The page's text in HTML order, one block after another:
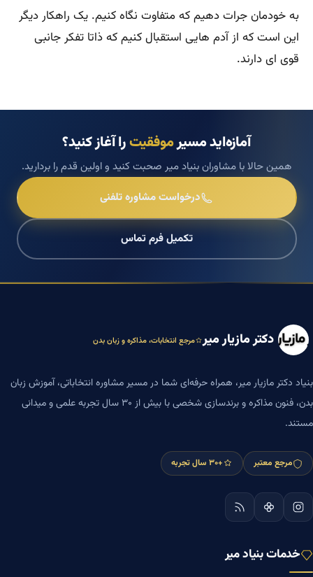
به خودمان جرات دهیم که متفاوت نگاه کنیم. یک راهکار دیگر
این است که از آدم هایی استقبال کنیم که ذاتا تفکر جانبی
قوی ای دارند.
آمازه‌اید مسیرموفقیترا آغاز کنید؟
همین حالا با مشاوران بنیاد میر صحبت کنید و اولین قدم را بردارید.
درخواست مشاوره تلفنی
تکمیل فرم تماس
دکتر مازیار میر مرجع انتخابات، مذاکره و زبان بدن
بنیاد دکتر مازیار میر، همراه حرفه‌ای شما در مسیر مشاوره انتخاباتی، آموزش زبان
بدن، فنون مذاکره و برندسازی شخصی با بیش از ۳۰ سال تجربه علمی و میدانی
مستند.
مرجع معتبر +۳۰ سال تجربه
خدمات بنیاد میر